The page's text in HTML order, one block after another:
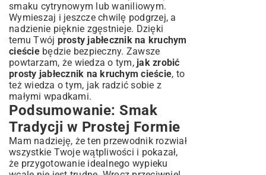
smaku cytrynowym lub waniliowym.
Wymieszaj i jeszcze chwilę podgrzej, a
nadzienie pięknie zgęstnieje. Dzięki
temu Twój prosty jabłecznik na kruchym
cieściebędzie bezpieczny. Zawsze
powtarzam, że wiedza o tym, jak zrobić
prosty jabłecznik na kruchym cieście, to
też wiedza o tym, jak radzić sobie z
małymi wpadkami.
Podsumowanie: Smak
Tradycji w Prostej Formie
Mam nadzieję, że ten przewodnik rozwiał
wszystkie Twoje wątpliwości i pokazał,
że przygotowanie idealnego wypieku